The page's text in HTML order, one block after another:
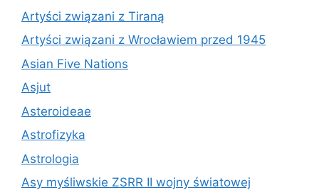
Artyści związani z Tiraną
Artyści związani z Wrocławiem przed 1945
Asian Five Nations
Asjut
Asteroideae
Astrofizyka
Astrologia
Asy myśliwskie ZSRR II wojny światowej